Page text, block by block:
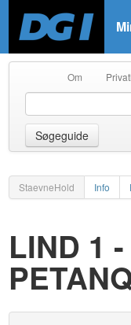
Om
Søgeguide
StaevneHold Info
LIND 1